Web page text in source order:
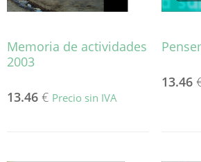
Memoria de actividades
2003
13.46 € Precio sin IVA
13.46